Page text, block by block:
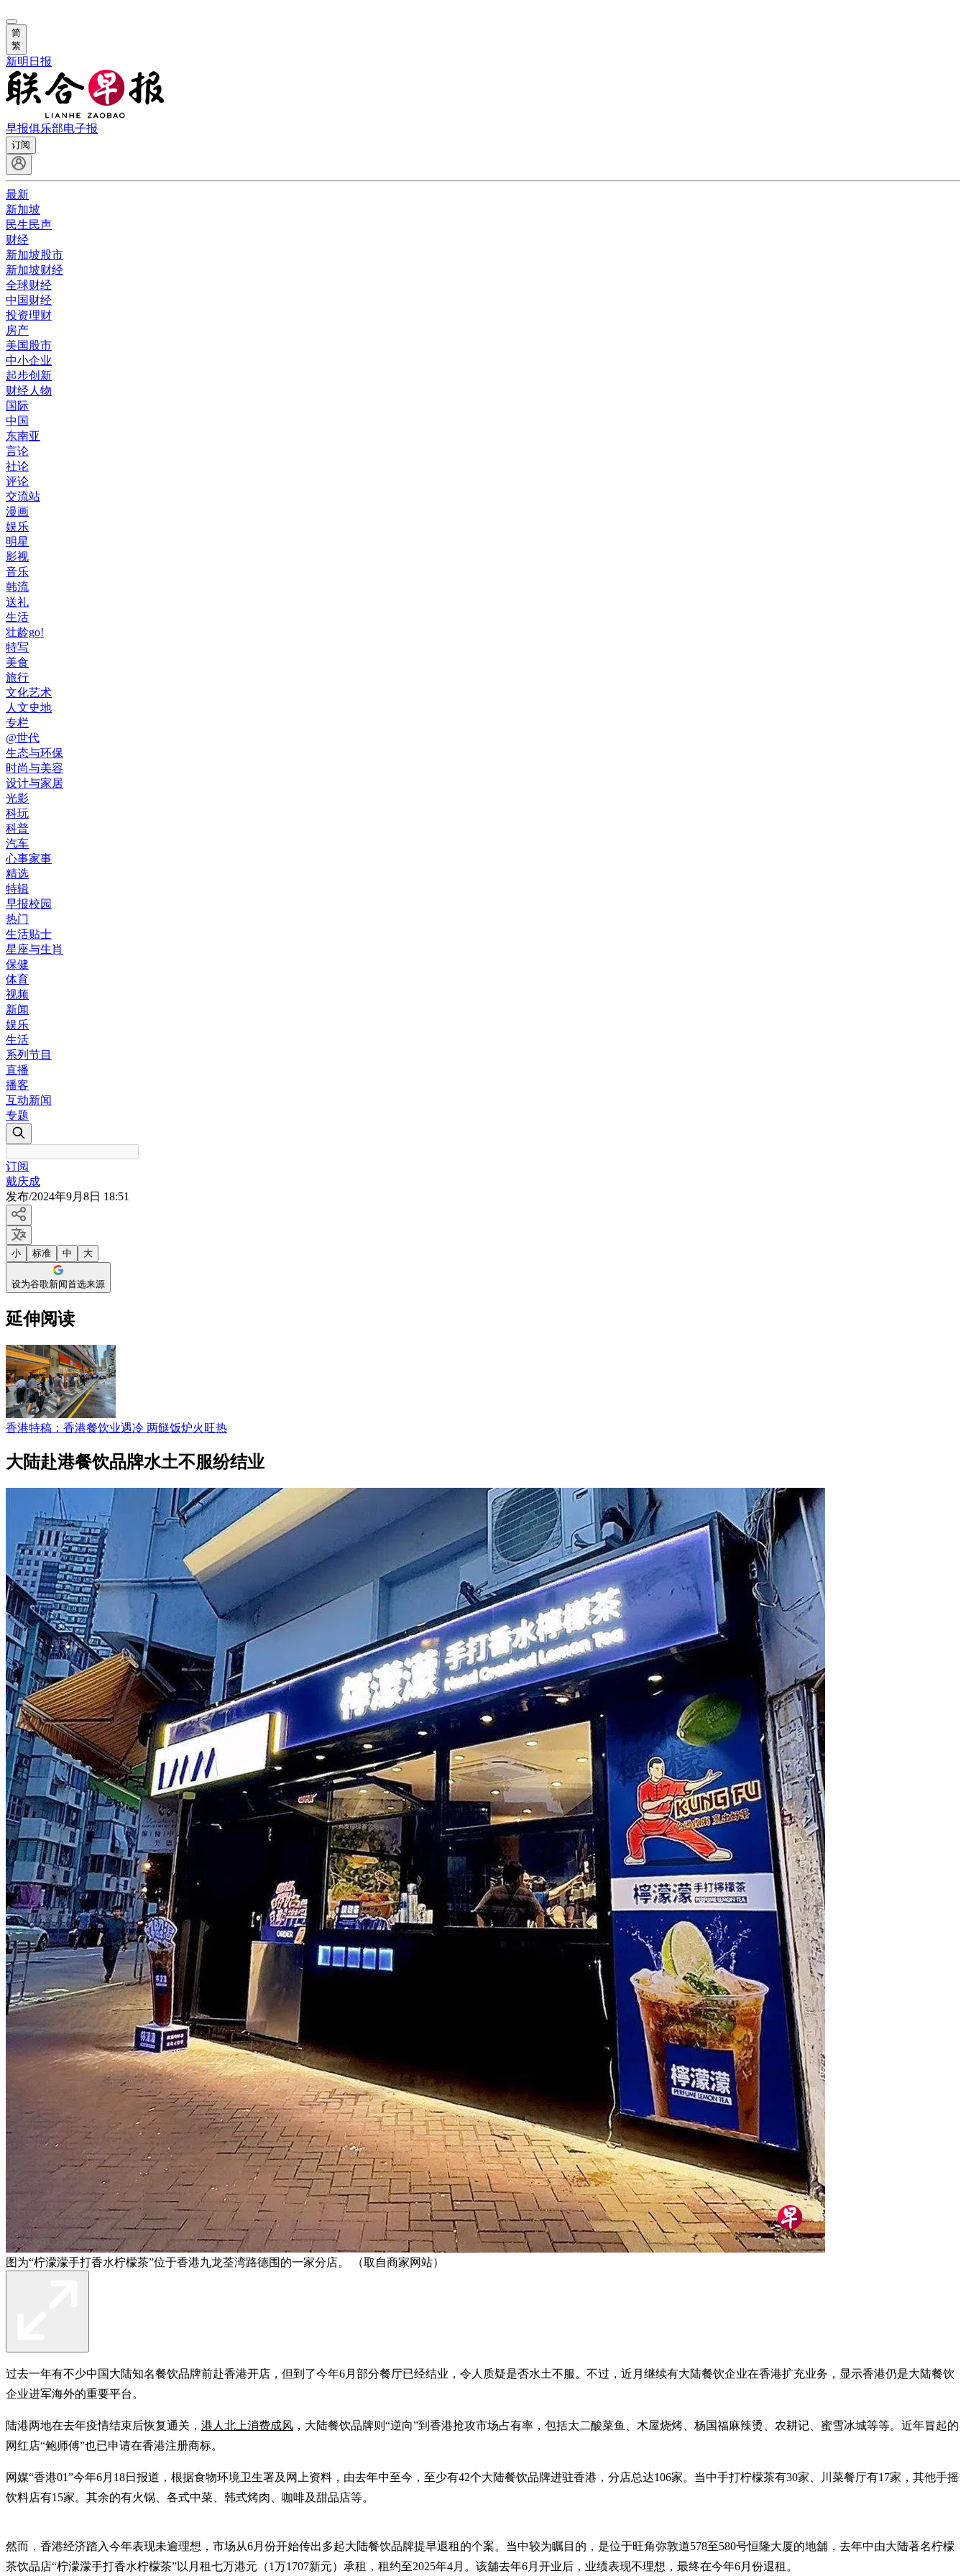
简
繁
新明日报
早报俱乐部电子报
订阅
最新
新加坡
民生民声
财经
新加坡股市
新加坡财经
全球财经
中国财经
投资理财
房产
美国股市
中小企业
起步创新
财经人物
国际
中国
东南亚
言论
社论
评论
交流站
漫画
娱乐
明星
影视
音乐
韩流
送礼
生活
壮龄go!
特写
美食
旅行
文化艺术
人文史地
专栏
@世代
生态与环保
时尚与美容
设计与家居
光影
科玩
科普
汽车
心事家事
精选
特辑
早报校园
热门
生活贴士
星座与生肖
保健
体育
视频
新闻
娱乐
生活
系列节目
直播
播客
互动新闻
专题
订阅
戴庆成
发布/2024年9月8日 18:51
小 标准 中 大
设为谷歌新闻首选来源
延伸阅读
香港特稿：香港餐饮业遇冷 两餸饭炉火旺热
大陆赴港餐饮品牌水土不服纷结业
图为“柠濛濛手打香水柠檬茶”位于香港九龙荃湾路德围的一家分店。 （取自商家网站）
过去一年有不少中国大陆知名餐饮品牌前赴香港开店，但到了今年6月部分餐厅已经结业，令人质疑是否水土不服。不过，近月继续有大陆餐饮企业在香港扩充业务，显示香港仍是大陆餐饮
企业进军海外的重要平台。
陆港两地在去年疫情结束后恢复通关， 港人北上消费成风 ，大陆餐饮品牌则“逆向”到香港抢攻市场占有率，包括太二酸菜鱼、木屋烧烤、杨国福麻辣烫、农耕记、蜜雪冰城等等。近年冒起的
网红店“鲍师傅”也已申请在香港注册商标。
网媒“香港01”今年6月18日报道，根据食物环境卫生署及网上资料，由去年中至今，至少有42个大陆餐饮品牌进驻香港，分店总达106家。当中手打柠檬茶有30家、川菜餐厅有17家，其他手摇
饮料店有15家。其余的有火锅、各式中菜、韩式烤肉、咖啡及甜品店等。
然而，香港经济踏入今年表现未逾理想，市场从6月份开始传出多起大陆餐饮品牌提早退租的个案。当中较为瞩目的，是位于旺角弥敦道578至580号恒隆大厦的地舖，去年中由大陆著名柠檬
茶饮品店“柠濛濛手打香水柠檬茶”以月租七万港元（1万1707新元）承租，租约至2025年4月。该舖去年6月开业后，业绩表现不理想，最终在今年6月份退租。